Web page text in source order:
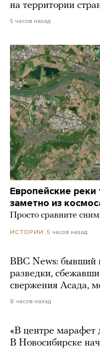
на территории
5 часов назад
Европейские реки
заметно из
Просто сравните
ИСТОРИИ 5 часов назад
BBC News: бывший
разведки,
свержения Асада,
8 часов назад
«В центре марафет
В Новосибирске